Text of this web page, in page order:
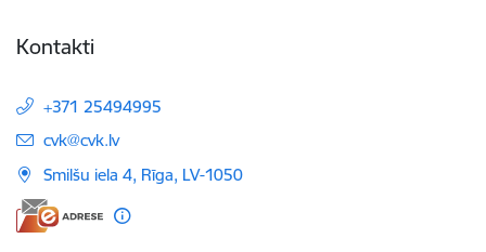
Kontakti
+371 25494995
E-pasts:
cvk@cvk.lv
Smilšu iela 4, Rīga, LV-1050